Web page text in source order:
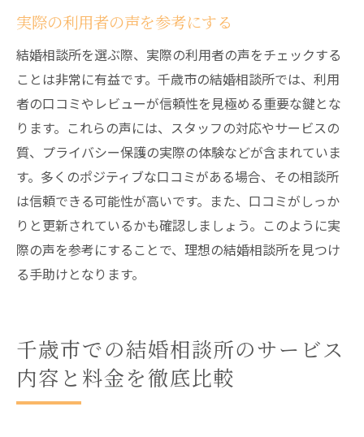
実際の利用者の声を参考にする
結婚相談所を選ぶ際、実際の利用者の声をチェックする
ことは非常に有益です。千歳市の結婚相談所では、利用
者の口コミやレビューが信頼性を見極める重要な鍵とな
ります。これらの声には、スタッフの対応やサービスの
質、プライバシー保護の実際の体験などが含まれていま
す。多くのポジティブな口コミがある場合、その相談所
は信頼できる可能性が高いです。また、口コミがしっか
りと更新されているかも確認しましょう。このように実
際の声を参考にすることで、理想の結婚相談所を見つけ
る手助けとなります。
千歳市での結婚相談所のサービス
内容と料金を徹底比較